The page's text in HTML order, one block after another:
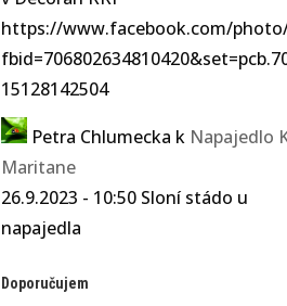
https://www.facebook.com/
15128142504
Petra Chlumecka k Napajedlo
Maritane
26.9.2023 - 10:50 Sloní stádo u
napajedla
Doporučujem